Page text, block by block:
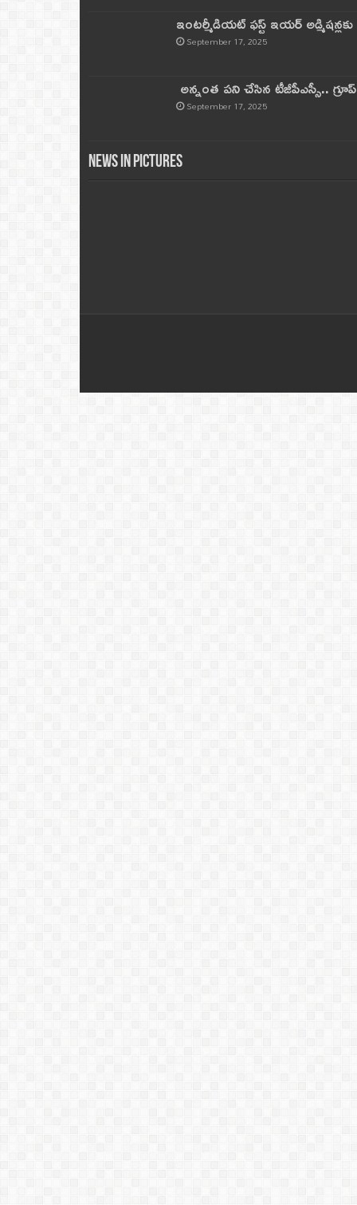
ఇంటర్మీడియట్ ఫస్ట్‌ ఇయర్‌
September 17, 2025
అన్నంత పని చేసిన టీజీపీఎస్సీ..
September 17, 2025
News in Pictures